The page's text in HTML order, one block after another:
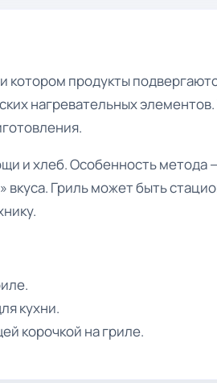
котором продукты
нагревательных
и хлеб. Особенность метода
вкуса. Гриль может быть
кухни.
корочкой на гриле.